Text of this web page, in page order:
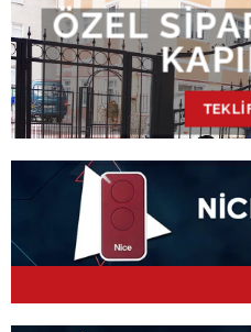
ÖZEL